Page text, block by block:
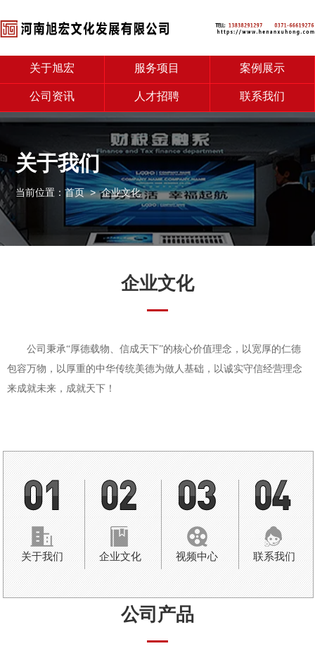
关于旭宏 服务项目 案例展示
公司资讯 人才招聘 联系我们
关于我们
当前位置：首页> 企业文化
企业文化
公司秉承“厚德载物、信成天下”的核心价值理念，以宽厚的仁德
包容万物，以厚重的中华传统美德为做人基础，以诚实守信经营理念
来成就未来，成就天下！
关于我们 企业文化 视频中心 联系我们
公司产品